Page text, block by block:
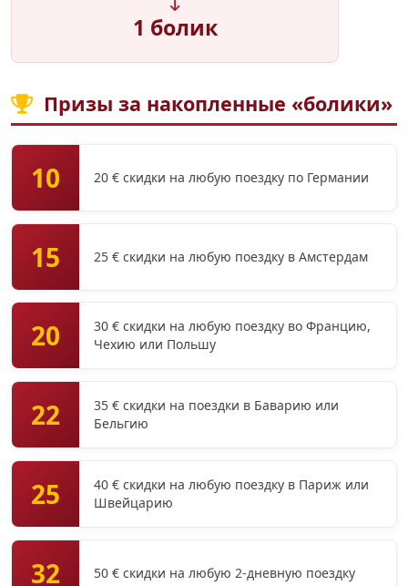
1 болик
Призы за накопленные «болики»
10 20 € скидки на любую поездку по Германии
15 25 € скидки на любую поездку в Амстердам
20
30 € скидки на любую поездку во Францию,
Чехию или Польшу
22
35 € скидки на поездки в Баварию или
Бельгию
25
40 € скидки на любую поездку в Париж или
Швейцарию
32 50 € скидки на любую 2-дневную поездку